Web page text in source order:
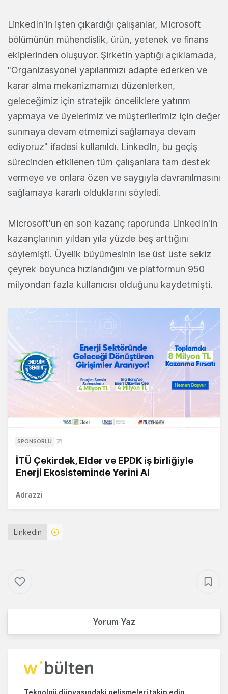
LinkedIn'in işten çıkardığı çalışanlar, Microsoft
bölümünün mühendislik, ürün, yetenek ve finans
ekiplerinden oluşuyor. Şirketin yaptığı açıklamada,
"Organizasyonel yapılarımızı adapte ederken ve
karar alma mekanizmamızı düzenlerken,
geleceğimiz için stratejik önceliklere yatırım
yapmaya ve üyelerimiz ve müşterilerimiz için değer
sunmaya devam etmemizi sağlamaya devam
ediyoruz" ifadesi kullanıldı. LinkedIn, bu geçiş
sürecinden etkilenen tüm çalışanlara tam destek
vermeye ve onlara özen ve saygıyla davranılmasını
sağlamaya kararlı olduklarını söyledi.
Microsoft'un en son kazanç raporunda LinkedIn'in
kazançlarının yıldan yıla yüzde beş arttığını
söylemişti. Üyelik büyümesinin ise üst üste sekiz
çeyrek boyunca hızlandığını ve platformun 950
milyondan fazla kullanıcısı olduğunu kaydetmişti.
SPONSORLU
İTÜ Çekirdek, Elder ve EPDK iş birliğiyle
Enerji Ekosisteminde Yerini Al
Adrazzi
Linkedin
Yorum Yaz